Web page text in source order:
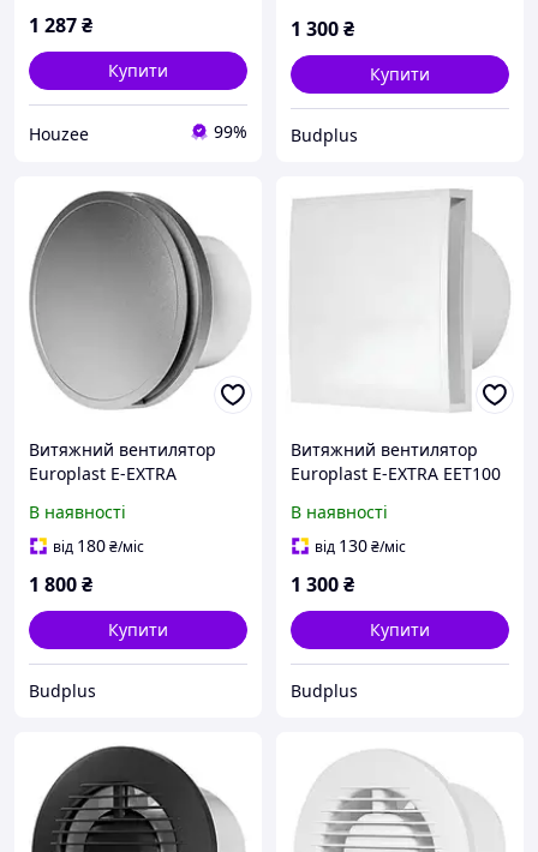
1 287₴
Купити
Houzee 99%
1 300₴
Купити
Budplus
Витяжний вентилятор
Europlast E-EXTRA
В наявності
від 180₴/міс
1 800₴
Купити
Budplus
Витяжний вентилятор
Europlast E-EXTRA EET100
В наявності
від 130₴/міс
1 300₴
Купити
Budplus